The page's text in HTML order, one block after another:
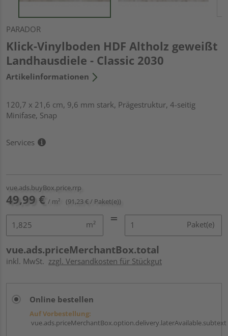
PARADOR
Klick-Vinylboden HDF Altholz geweißt
Landhausdiele - Classic 2030
Artikelinformationen
120,7 x 21,6 cm, 9,6 mm stark, Prägestruktur, 4-seitig
Minifase, Snap
Services
vue.ads.buyBox.price.rrp
49,99 € / m² (91,23 € / Paket(e))
m² Paket(e)
vue.ads.priceMerchantBox.total
inkl. MwSt. zzgl. Versandkosten für Stückgut
Online bestellen
Auf Vorbestellung:
vue.ads.priceMerchantBox.option.delivery.laterAvailable.subtext